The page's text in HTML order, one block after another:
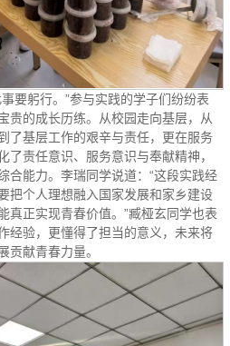
要躬行。”参与实践的学子们纷纷表
贵的成长历练。从校园走向基层，从
了基层工作的艰辛与责任，更在服务
了责任意识、服务意识与奉献精神，
合能力。李瑞同学说道：“这段实践经
把个人理想融入国家发展和家乡建设
真正实现青春价值。”臧桠玄同学也表
经验，更懂得了担当的意义，未来将
贡献青春力量。